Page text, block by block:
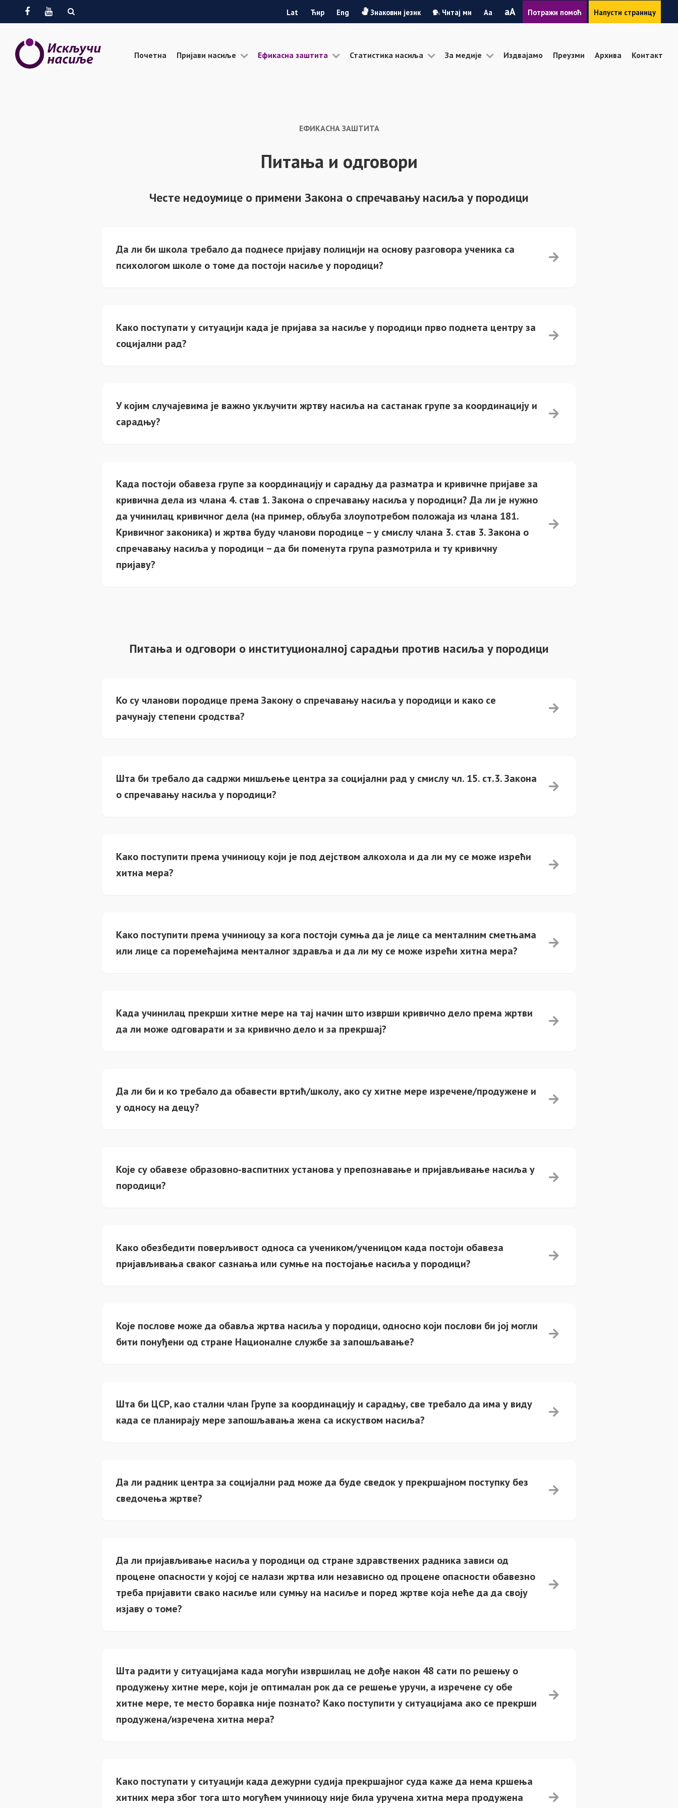
FacebookYoutube Lat Ћир Eng Знаковни језик Читај ми ASmanjiA Povećaj
font
Потражи помоћ Напусти страницу
Почетна Пријави насиље Ефикасна заштита Статистика насиља За медије Издвајамо Преузми Архива Контакт
ЕФИКАСНА ЗАШТИТА
Питања и одговори
Честе недоумице о примени Закона о спречавању насиља у породици
Да ли би школа требало да поднесе пријаву полицији на основу разговора ученика са
психологом школе о томе да постоји насиље у породици?
Како поступати у ситуацији када је пријава за насиље у породици прво поднета центру за
социјални рад?
У којим случајевима је важно укључити жртву насиља на састанак групе за координацију и
сарадњу?
Када постоји обавеза групе за координацију и сарадњу да разматра и кривичне пријаве за
кривична дела из члана 4. став 1. Закона о спречавању насиља у породици? Да ли је нужно
да учинилац кривичног дела (на пример, обљуба злоупотребом положаја из члана 181.
Кривичног законика) и жртва буду чланови породице – у смислу члана 3. став 3. Закона о
спречавању насиља у породици – да би поменута група размотрила и ту кривичну
пријаву?
Питања и одговори о институционалној сарадњи против насиља у породици
Ко су чланови породице према Закону о спречавању насиља у породици и како се
рачунају степени сродства?
Шта би требало да садржи мишљење центра за социјални рад у смислу чл. 15. ст.3. Закона
о спречавању насиља у породици?
Како поступити према учиниоцу који је под дејством алкохола и да ли му се може изрећи
хитна мера?
Како поступити према учиниоцу за кога постоји сумња да је лице са менталним сметњама
или лице са поремећајима менталног здравља и да ли му се може изрећи хитна мера?
Када учинилац прекрши хитне мере на тај начин што изврши кривично дело према жртви
да ли може одговарати и за кривично дело и за прекршај?
Да ли би и ко требало да обавести вртић/школу, ако су хитне мере изречене/продужене и
у односу на децу?
Које су обавезе образовно-васпитних установа у препознавање и пријављивање насиља у
породици?
Како обезбедити поверљивост односа са учеником/ученицом када постоји обавеза
пријављивања сваког сазнања или сумње на постојање насиља у породици?
Које послове може да обавља жртва насиља у породици, односно који послови би јој могли
бити понуђени од стране Националне службе за запошљавање?
Шта би ЦСР, као стални члан Групе за координацију и сарадњу, све требало да има у виду
када се планирају мере запошљавања жена са искуством насиља?
Да ли радник центра за социјални рад може да буде сведок у прекршајном поступку без
сведочења жртве?
Да ли пријављивање насиља у породици од стране здравствених радника зависи од
процене опасности у којој се налази жртва или независно од процене опасности обавезно
треба пријавити свако насиље или сумњу на насиље и поред жртве која неће да да своју
изјаву о томе?
Шта радити у ситуацијама када могући извршилац не дође након 48 сати по решењу о
продужењу хитне мере, који је оптималан рок да се решење уручи, а изречене су обе
хитне мере, те место боравка није познато? Како поступити у ситуацијама ако се прекрши
продужена/изречена хитна мера?
Како поступати у ситуацији када дежурни судија прекршајног суда каже да нема кршења
хитних мера због тога што могућем учиниоцу није била уручена хитна мера продужена